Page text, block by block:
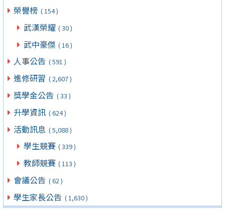
榮譽榜 ( 154 )
武漢榮耀 ( 30 )
武中豪傑 ( 16 )
人事公告 ( 591 )
進修研習 ( 2,607 )
獎學金公告 ( 33 )
升學資訊 ( 624 )
活動訊息 ( 5,088 )
學生競賽 ( 339 )
教師競賽 ( 113 )
會議公告 ( 62 )
學生家長公告 ( 1,630 )